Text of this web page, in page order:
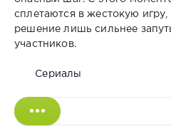
сплетаются в жестокую игру,
решение лишь сильнее
участников.
Сериалы